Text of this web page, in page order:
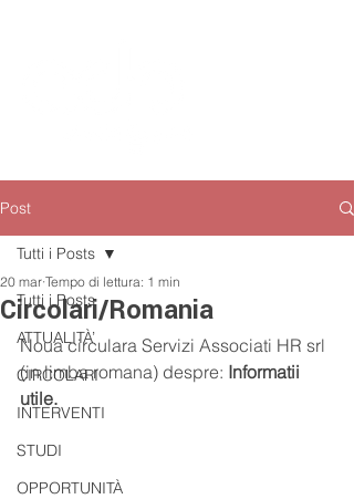
Post
Tutti i Posts
ATTUALITÀ’
CIRCOLARI
INTERVENTI
STUDI
OPPORTUNITÀ
Tutti i Posts
Circolari/Romania
20 mar Tempo di lettura: 1 min
Noua circulara Servizi Associati HR srl
(in limba romana) despre: Informatii
utile.